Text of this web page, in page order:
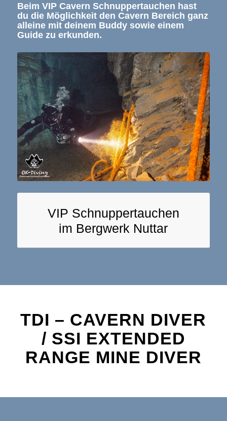
Beim VIP Cavern Schnuppertauchen hast
du die Möglichkeit den Cavern Bereich ganz
alleine mit deinem Buddy sowie einem
Guide zu erkunden.
VIP Schnuppertauchen
im Bergwerk Nuttar
TDI – CAVERN DIVER
/ SSI EXTENDED
RANGE MINE DIVER